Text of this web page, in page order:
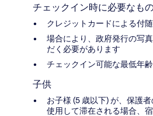
チェックイン時に必要なも
クレジットカードによる付
場合により、政府発行の写
だく必要があります
チェックイン可能な最低年齢
子供
お子様 (5 歳以下) が、保護
使用して滞在される場合、